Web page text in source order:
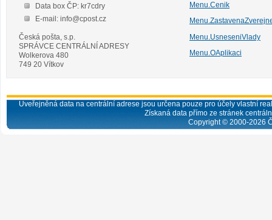
Data box ČP: kr7cdry
E-mail: info@cpost.cz
Česká pošta, s.p.
SPRÁVCE CENTRÁLNÍ ADRESY
Wolkerova 480
749 20 Vítkov
Menu.Cenik
Menu.UsneseniVlady
Menu.OAplikaci
Uveřejněná data na centrální adrese jsou určena pouze pro účely vlastní
Získaná data přímo ze stránek
Copyright © 2000-2026